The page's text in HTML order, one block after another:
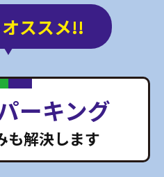
ススメ!!
ーキング
も解決します